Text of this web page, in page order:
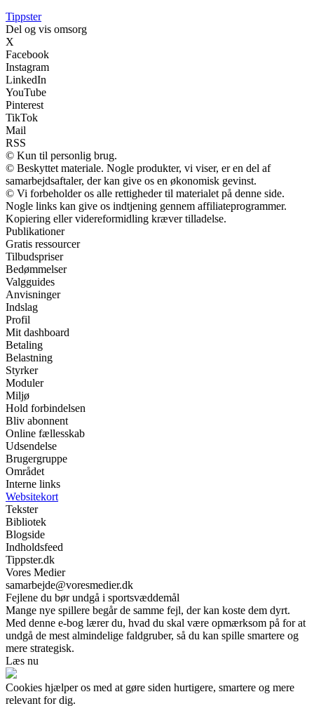
Tippster
Del og vis omsorg
X
Facebook
Instagram
LinkedIn
YouTube
Pinterest
TikTok
Mail
RSS
© Kun til personlig brug.
© Beskyttet materiale. Nogle produkter, vi viser, er en del af
samarbejdsaftaler, der kan give os en økonomisk gevinst.
© Vi forbeholder os alle rettigheder til materialet på denne side.
Nogle links kan give os indtjening gennem affiliateprogrammer.
Kopiering eller videreformidling kræver tilladelse.
Publikationer
Gratis ressourcer
Tilbudspriser
Bedømmelser
Valgguides
Anvisninger
Indslag
Profil
Mit dashboard
Betaling
Belastning
Styrker
Moduler
Miljø
Hold forbindelsen
Bliv abonnent
Online fællesskab
Udsendelse
Brugergruppe
Området
Interne links
Websitekort
Tekster
Bibliotek
Blogside
Indholdsfeed
Tippster.dk
Vores Medier
samarbejde@voresmedier.dk
Fejlene du bør undgå i sportsvæddemål
Mange nye spillere begår de samme fejl, der kan koste dem dyrt.
Med denne e-bog lærer du, hvad du skal være opmærksom på for at
undgå de mest almindelige faldgruber, så du kan spille smartere og
mere strategisk.
Læs nu
Cookies hjælper os med at gøre siden hurtigere, smartere og mere
relevant for dig.